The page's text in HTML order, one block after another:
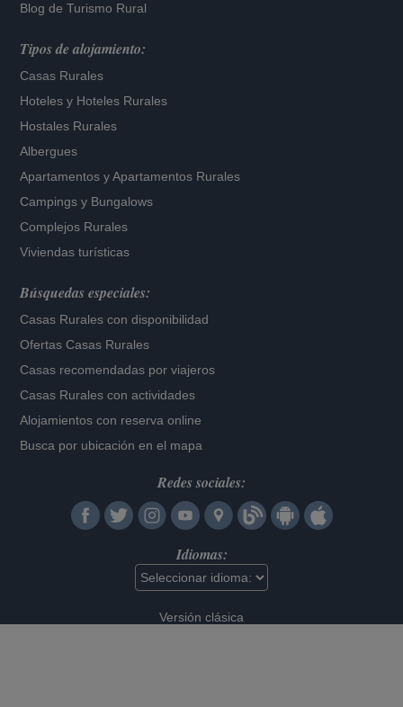
Blog de Turismo Rural
Tipos de alojamiento:
Casas Rurales
Hoteles y Hoteles Rurales
Hostales Rurales
Albergues
Apartamentos yApartamentos Rurales
Campings y Bungalows
Complejos Rurales
Viviendas turísticas
Búsquedas especiales:
Casas Rurales con disponibilidad
Ofertas Casas Rurales
Casas recomendadas por viajeros
Casas Rurales con actividades
Alojamientos con reserva online
Busca por ubicación en el mapa
Redes sociales:
Idiomas:
Versión clásica